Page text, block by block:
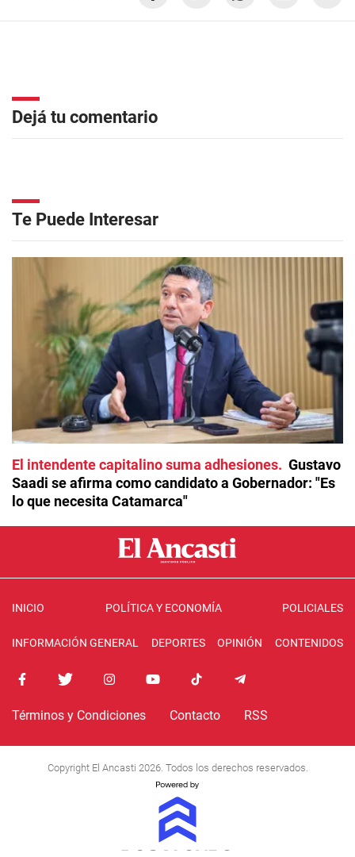
Dejá tu comentario
Te Puede Interesar
El intendente capitalino suma adhesiones
Gustavo
Saadi se afirma como candidato a Gobernador: "Es
lo que necesita Catamarca"
INICIO POLÍTICA Y ECONOMÍA POLICIALES
INFORMACIÓN GENERAL DEPORTES OPINIÓN CONTENIDOS
Términos y Condiciones Contacto RSS
Copyright El Ancasti 2026. Todos los derechos reservados.